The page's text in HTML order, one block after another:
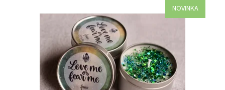
NOVINKA
Dostupnost:
Skladem 1
3439